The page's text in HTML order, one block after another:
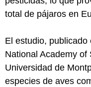
total de pájaros en
El estudio,
National Academy
Universidad de
especies de aves